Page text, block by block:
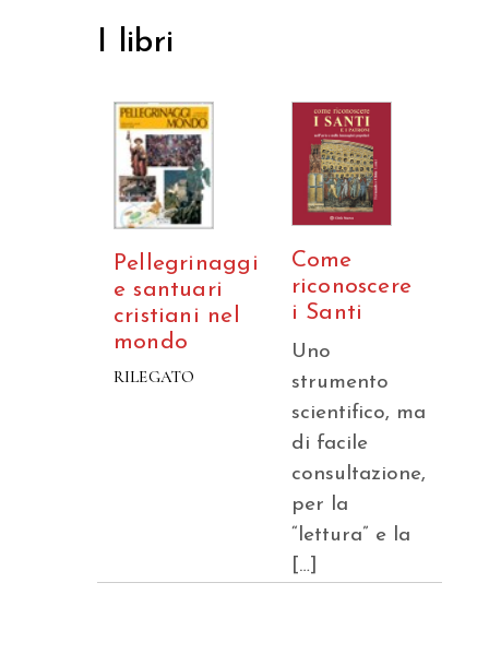
I libri
Pellegrinaggi
e santuari
cristiani nel
mondo
RILEGATO
Come
riconoscere
i Santi
Uno
strumento
scientifico, ma
di facile
consultazione,
per la
“lettura” e la
[…]